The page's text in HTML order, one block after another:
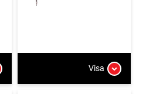
Visa